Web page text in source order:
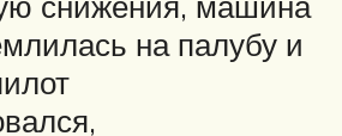
на палубу и